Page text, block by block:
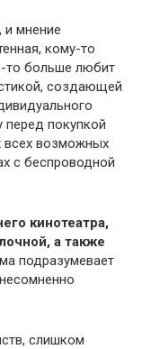
мнение
кому-то
то больше любит
создающей
перед покупкой
всех возможных
с беспроводной
кинотеатра,
а также
подразумевает
слишком